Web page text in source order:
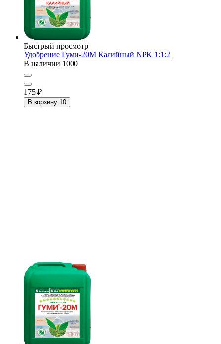
Быстрый просмотр
Удобрение Гуми-20М Калийный NPK 1:1:2
В наличии 1000
175 ₽
В корзину 10